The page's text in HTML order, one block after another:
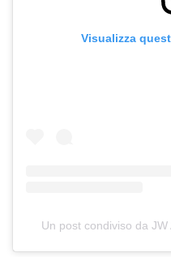
Visualizza
Un post condiviso da